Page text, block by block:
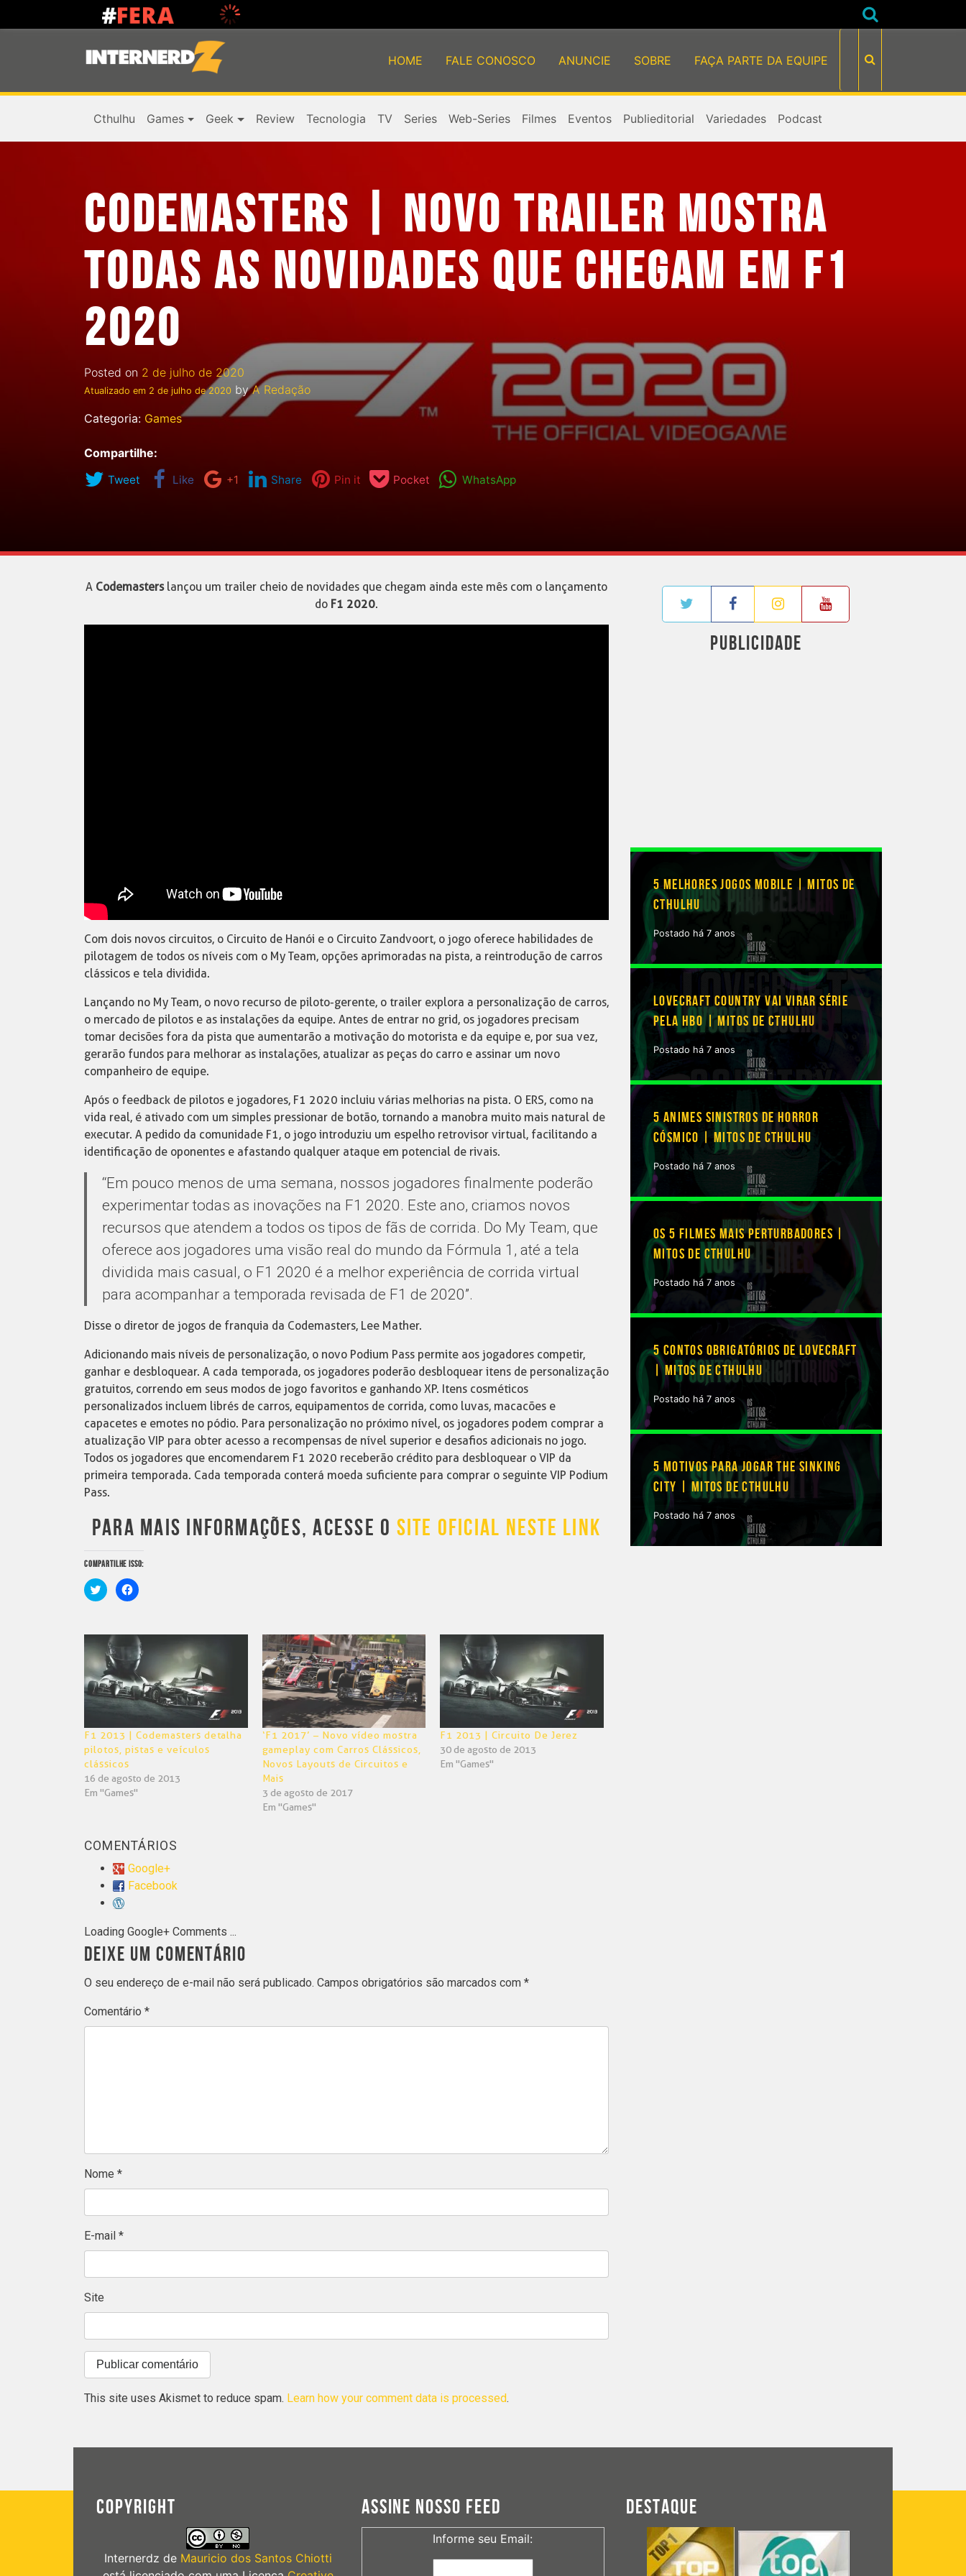
HOME FALE CONOSCO ANUNCIE SOBRE FAÇA PARTE DA EQUIPE
Cthulhu Games Geek Review Tecnologia TV Series Web-Series Filmes Eventos Publieditorial Variedades Podcast
CODEMASTERS | NOVO TRAILER MOSTRA
TODAS AS NOVIDADES QUE CHEGAM EM F1
2020
Posted on 2 de julho de 2020
Atualizado em 2 de julho de 2020 byA Redação
Categoria: Games
Compartilhe:
Tweet Like +1 Share Pin it Pocket WhatsApp
A Codemasterslançou um trailer cheio de novidades que chegam ainda este mês com o lançamento
do F1 2020.
Com dois novos circuitos, o Circuito de Hanói e o Circuito Zandvoort, o jogo oferece habilidades de
pilotagem de todos os níveis com o My Team, opções aprimoradas na pista, a reintrodução de carros
clássicos e tela dividida.
Lançando no My Team, o novo recurso de piloto-gerente, o trailer explora a personalização de carros,
o mercado de pilotos e as instalações da equipe. Antes de entrar no grid, os jogadores precisam
tomar decisões fora da pista que aumentarão a motivação do motorista e da equipe e, por sua vez,
gerarão fundos para melhorar as instalações, atualizar as peças do carro e assinar um novo
companheiro de equipe.
Após o feedback de pilotos e jogadores, F1 2020 incluiu várias melhorias na pista. O ERS, como na
vida real, é ativado com um simples pressionar de botão, tornando a manobra muito mais natural de
executar. A pedido da comunidade F1, o jogo introduziu um espelho retrovisor virtual, facilitando a
identificação de oponentes e afastando qualquer ataque em potencial de rivais.
“Em pouco menos de uma semana, nossos jogadores finalmente poderão
experimentar todas as inovações na F1 2020. Este ano, criamos novos
recursos que atendem a todos os tipos de fãs de corrida. Do My Team, que
oferece aos jogadores uma visão real do mundo da Fórmula 1, até a tela
dividida mais casual, o F1 2020 é a melhor experiência de corrida virtual
para acompanhar a temporada revisada de F1 de 2020”.
Disse o diretor de jogos de franquia da Codemasters, Lee Mather.
Adicionando mais níveis de personalização, o novo Podium Pass permite aos jogadores competir,
ganhar e desbloquear. A cada temporada, os jogadores poderão desbloquear itens de personalização
gratuitos, correndo em seus modos de jogo favoritos e ganhando XP. Itens cosméticos
personalizados incluem librés de carros, equipamentos de corrida, como luvas, macacões e
capacetes e emotes no pódio. Para personalização no próximo nível, os jogadores podem comprar a
atualização VIP para obter acesso a recompensas de nível superior e desafios adicionais no jogo.
Todos os jogadores que encomendarem F1 2020 receberão crédito para desbloquear o VIP da
primeira temporada. Cada temporada conterá moeda suficiente para comprar o seguinte VIP Podium
Pass.
PARA MAIS INFORMAÇÕES, ACESSE O SITE OFICIAL NESTE LINK
COMPARTILHE ISSO:
Clique
para
em
nova
janela)
Clique
para
em
nova
janela)
F1 2013 | Codemasters detalha
pilotos, pistas e veículos
clássicos
16 de agosto de 2013
Em "Games"
‘F1 2017’ – Novo vídeo mostra
gameplay com Carros Clássicos,
Novos Layouts de Circuitos e
Mais
3 de agosto de 2017
Em "Games"
F1 2013 | Circuito De Jerez
30 de agosto de 2013
Em "Games"
COMENTÁRIOS
Google+
Facebook
Loading Google+ Comments ...
DEIXE UM COMENTÁRIO
O seu endereço de e-mail não será publicado. Campos obrigatórios são marcados com *
Comentário *
Nome *
E-mail *
Site
This site uses Akismet to reduce spam. Learn how your comment data is processed.
PUBLICIDADE
5 MELHORES JOGOS MOBILE | MITOS DE
CTHULHU
Postado há 7 anos
LOVECRAFT COUNTRY VAI VIRAR SÉRIE
PELA HBO | MITOS DE CTHULHU
Postado há 7 anos
5 ANIMES SINISTROS DE HORROR
CÓSMICO | MITOS DE CTHULHU
Postado há 7 anos
OS 5 FILMES MAIS PERTURBADORES |
MITOS DE CTHULHU
Postado há 7 anos
5 CONTOS OBRIGATÓRIOS DE LOVECRAFT
| MITOS DE CTHULHU
Postado há 7 anos
5 MOTIVOS PARA JOGAR THE SINKING
CITY | MITOS DE CTHULHU
Postado há 7 anos
COPYRIGHT
Internerdz de Mauricio dos Santos Chiotti
ASSINE NOSSO FEED
Informe seu Email:
DESTAQUE